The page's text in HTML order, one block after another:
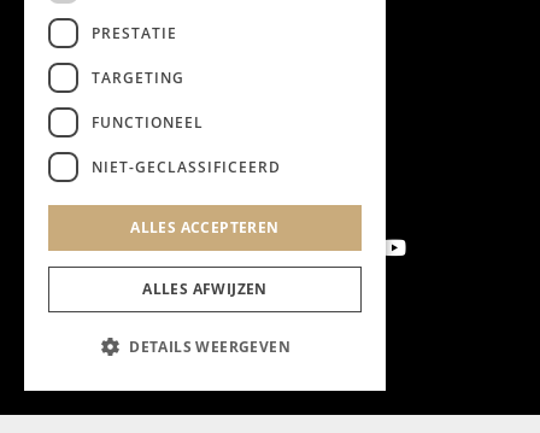
PRESTATIE
TARGETING
FUNCTIONEEL
NIET-GECLASSIFICEERD
ALLES ACCEPTEREN
ALLES AFWIJZEN
DETAILS WEERGEVEN